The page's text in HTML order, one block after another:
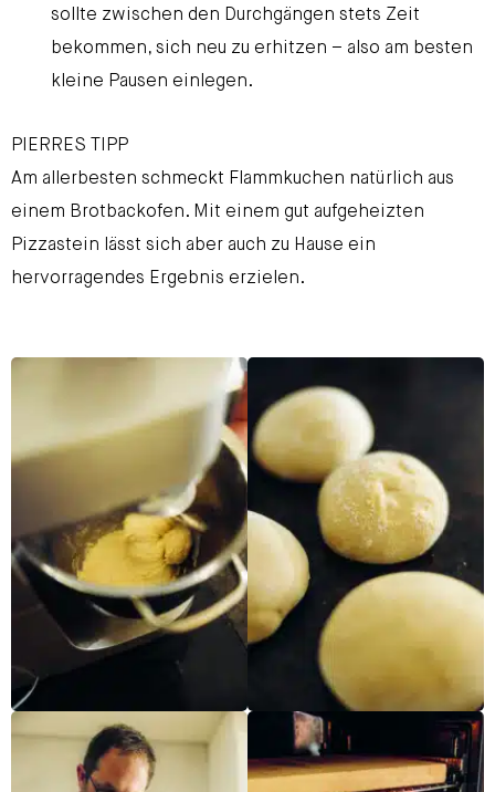
sollte zwischen den Durchgängen stets Zeit
bekommen, sich neu zu erhitzen – also am besten
kleine Pausen einlegen.
PIERRES TIPP
Am allerbesten schmeckt Flammkuchen natürlich aus
einem Brotbackofen. Mit einem gut aufgeheizten
Pizzastein lässt sich aber auch zu Hause ein
hervorragendes Ergebnis erzielen.